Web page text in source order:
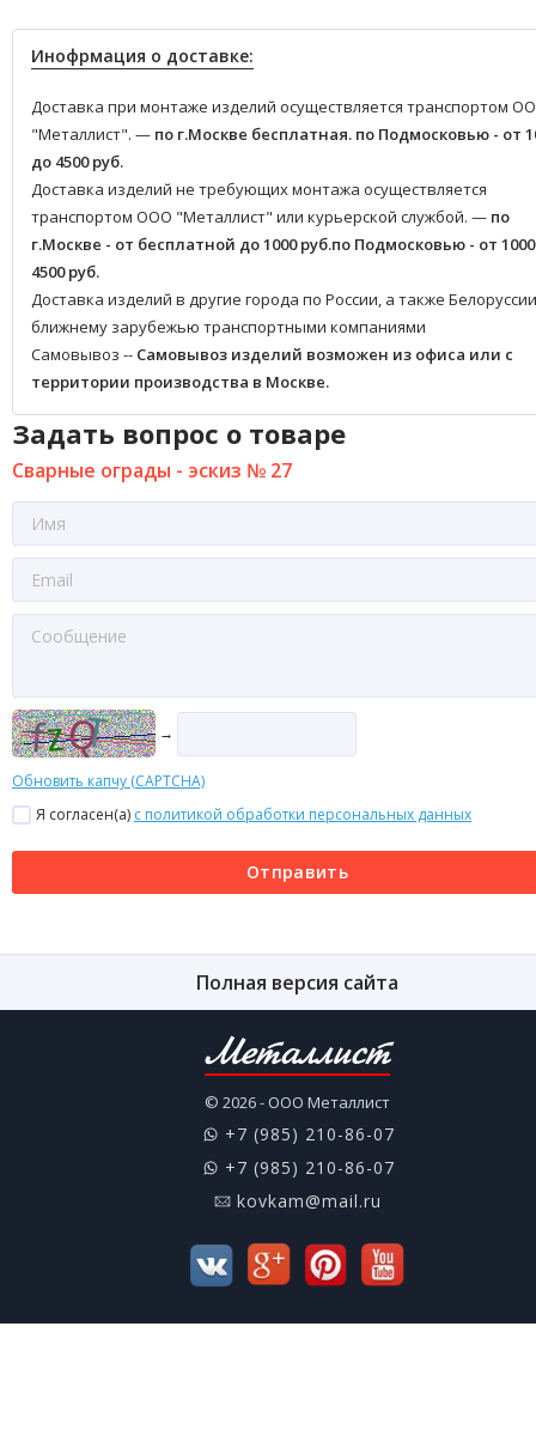
Инофрмация о доставке:
Доставка при монтаже изделий осуществляется транспортом
"Металлист". — по г.Москве бесплатная. по Подмосковью - от
до 4500 руб.
Доставка изделий не требующих монтажа осуществляется
транспортом ООО "Металлист" или курьерской службой. — по
г.Москве - от бесплатной до 1000 руб.по Подмосковью - от
4500 руб.
Доставка изделий в другие города по России, а также
ближнему зарубежью транспортными компаниями
Самовывоз -- Самовывоз изделий возможен из офиса или с
территории производства в Москве.
Задать вопрос о товаре
Сварные ограды - эскиз № 27
→
Обновить капчу (CAPTCHA)
Я согласен(a) с политикой обработки персональных данных
Отправить
Полная версия сайта
Металлист
© 2026 - ООО Металлист
+7 (985) 210-86-07
+7 (985) 210-86-07
kovkam@mail.ru